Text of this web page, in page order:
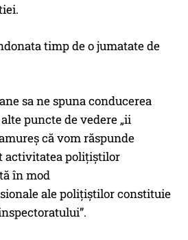
timp de o jumatate de
sa ne spuna conducerea
puncte de vedere „ii
că vom răspunde
activitatea poliţiştilor
în mod
ale poliţiştilor constituie